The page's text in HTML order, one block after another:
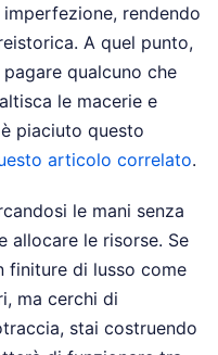
rendendo
A quel punto,
qualcuno che
le macerie e
piaciuto questo
articolo correlato.
le mani senza
allocare le risorse. Se
finiture di lusso come
ma cerchi di
stai costruendo